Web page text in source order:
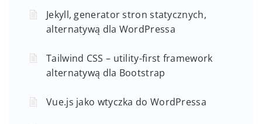
Jekyll, generator stron statycznych,
alternatywą dla WordPressa
Tailwind CSS – utility-first framework
alternatywą dla Bootstrap
Vue.js jako wtyczka do WordPressa